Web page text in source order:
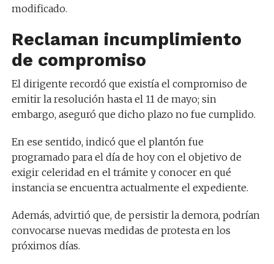
modificado.
Reclaman incumplimiento
de compromiso
El dirigente recordó que existía el compromiso de
emitir la resolución hasta el 11 de mayo; sin
embargo, aseguró que dicho plazo no fue cumplido.
En ese sentido, indicó que el plantón fue
programado para el día de hoy con el objetivo de
exigir celeridad en el trámite y conocer en qué
instancia se encuentra actualmente el expediente.
Además, advirtió que, de persistir la demora, podrían
convocarse nuevas medidas de protesta en los
próximos días.